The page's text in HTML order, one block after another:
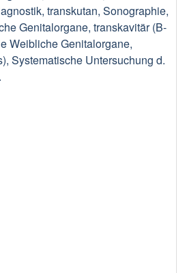
transkutan, Sonographie,
Genitalorgane, transkavitär (B-
Weibliche Genitalorgane,
Systematische Untersuchung d.